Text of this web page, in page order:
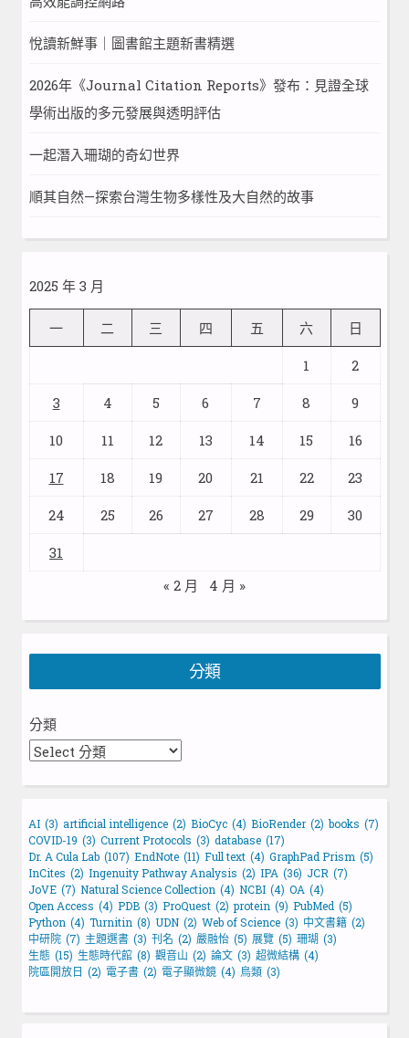
悅讀新鮮事｜圖書館主題新書精選
2026年《Journal Citation Reports》發布：見證全球
學術出版的多元發展與透明評估
一起潛入珊瑚的奇幻世界
順其自然—探索台灣生物多樣性及大自然的故事
2025 年 3 月
一 二 三 四 五 六 日
1 2
3 4 5 6 7 8 9
10 11 12 13 14 15 16
17 18 19 20 21 22 23
24 25 26 27 28 29 30
31
« 2 月
4 月 »
分類
分類
AI (3) artificial intelligence (2) BioCyc (4) BioRender (2) books (7)
COVID-19 (3) Current Protocols (3) database (17)
Dr. A Cula Lab (107) EndNote (11) Full text (4) GraphPad Prism (5)
InCites (2) Ingenuity Pathway Analysis (2) IPA (36) JCR (7)
JoVE (7) Natural Science Collection (4) NCBI (4) OA (4)
Open Access (4) PDB (3) ProQuest (2) protein (9) PubMed (5)
Python (4) Turnitin (8) UDN (2) Web of Science (3) 中文書籍 (2)
中研院 (7) 主題選書 (3) 刊名 (2) 嚴融怡 (5) 展覽 (5) 珊瑚 (3)
生態 (15) 生態時代館 (8) 觀音山 (2) 論文 (3) 超微結構 (4)
院區開放日 (2) 電子書 (2) 電子顯微鏡 (4) 鳥類 (3)